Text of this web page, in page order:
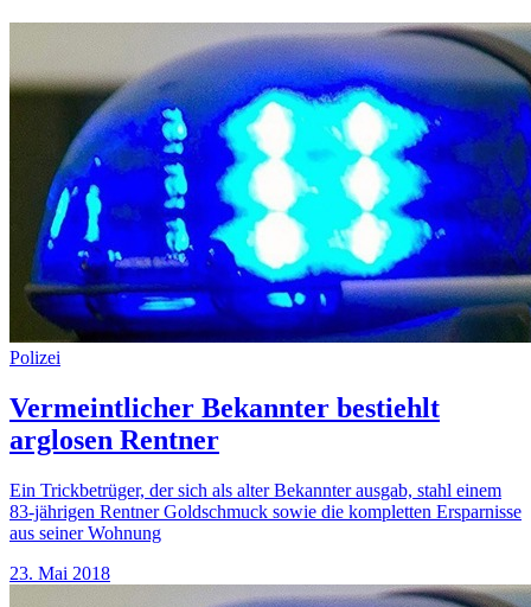
Polizei
Vermeintlicher Bekannter bestiehlt
arglosen Rentner
Ein Trickbetrüger, der sich als alter Bekannter ausgab, stahl einem
83-jährigen Rentner Goldschmuck sowie die kompletten Ersparnisse
aus seiner Wohnung
23. Mai 2018